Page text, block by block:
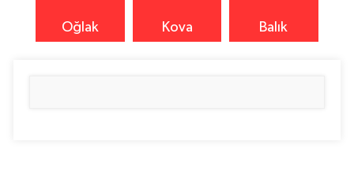
Oğlak Kova Balık